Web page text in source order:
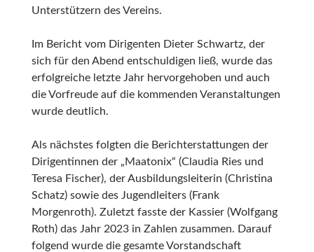
Unterstützern des Vereins.
Im Bericht vom Dirigenten Dieter Schwartz, der
sich für den Abend entschuldigen ließ, wurde das
erfolgreiche letzte Jahr hervorgehoben und auch
die Vorfreude auf die kommenden Veranstaltungen
wurde deutlich.
Als nächstes folgten die Berichterstattungen der
Dirigentinnen der „Maatonix“ (Claudia Ries und
Teresa Fischer), der Ausbildungsleiterin (Christina
Schatz) sowie des Jugendleiters (Frank
Morgenroth). Zuletzt fasste der Kassier (Wolfgang
Roth) das Jahr 2023 in Zahlen zusammen. Darauf
folgend wurde die gesamte Vorstandschaft